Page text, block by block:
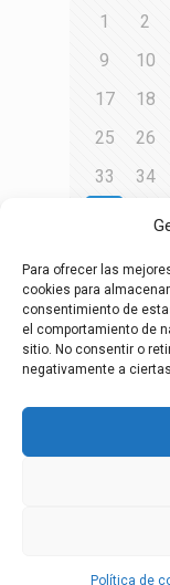
Para ofrecer las
cookies para
consentimiento de
el comportamiento de
sitio. No consentir o
negativamente a
Política de
1 2
9
10
17
18
25
26
33
34
57
58
65
66
73
74